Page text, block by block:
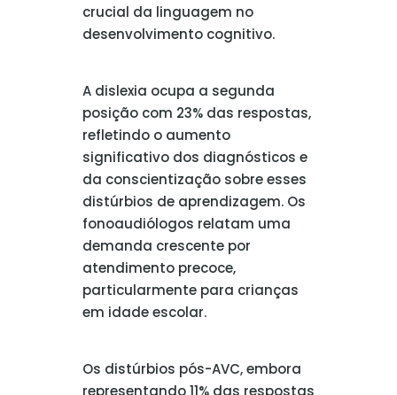
crucial da linguagem no
desenvolvimento cognitivo.
A dislexia ocupa a segunda
posição com 23% das respostas,
refletindo o aumento
significativo dos diagnósticos e
da conscientização sobre esses
distúrbios de aprendizagem. Os
fonoaudiólogos relatam uma
demanda crescente por
atendimento precoce,
particularmente para crianças
em idade escolar.
Os distúrbios pós-AVC, embora
representando 11% das respostas